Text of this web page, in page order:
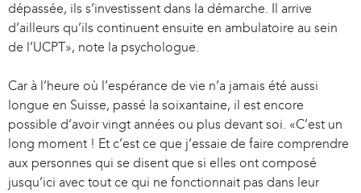
e
x
t
r
n
a
l
)
dépassée, ils s’investissent dans la démarche. Il arrive
d’ailleurs qu’ils continuent ensuite en ambulatoire au sein
de l’UCPT», note la psychologue.
Car à l’heure où l’espérance de vie n’a jamais été aussi
longue en Suisse, passé la soixantaine, il est encore
possible d’avoir vingt années ou plus devant soi. «C’est un
long moment ! Et c’est ce que j’essaie de faire comprendre
aux personnes qui se disent que si elles ont composé
jusqu’ici avec tout ce qui ne fonctionnait pas dans leur